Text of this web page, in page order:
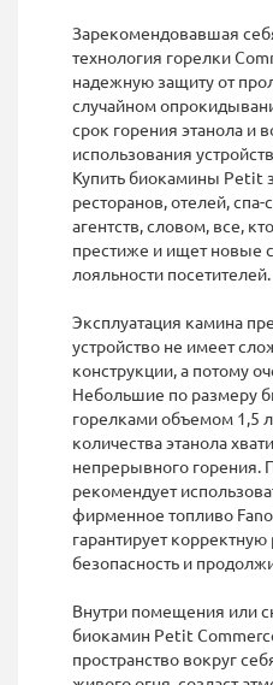
Зарекомендовавшая
технология горелки
надежную защиту от
случайном
срок горения этанола и
использования
Купить биокамины Petit
ресторанов, отелей, спа-
агентств, словом, все,
престиже и ищет новые
лояльности посетителей.
Эксплуатация камина
устройство не имеет
конструкции, а потому
Небольшие по размеру
горелками объемом 1,5
количества этанола
непрерывного горения.
рекомендует
фирменное топливо
гарантирует
безопасность и
Внутри помещения или
биокамин Petit
пространство вокруг